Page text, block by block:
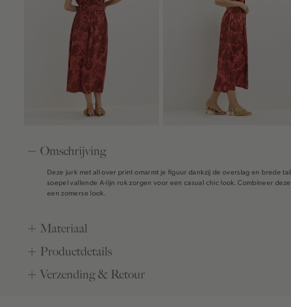
Omschrijving
Deze jurk met all over print omarmt je figuur dankzij de overslag en brede
soepel vallende A-lijn rok zorgen voor een casual chic look. Combineer
een zomerse look.
Materiaal
Productdetails
Verzending & Retour